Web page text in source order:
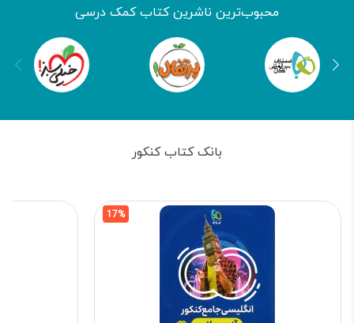
محبوب‌ترین ناشرین کتاب کمک درسی
بانک کتاب کنکور
17%